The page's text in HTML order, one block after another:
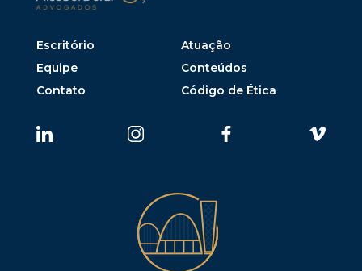
Escritório
Atuação
Equipe
Conteúdos
Contato
Código de Ética